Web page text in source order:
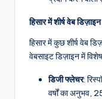
हिसार में शीर्ष वेब
हिसार में कुछ शीर्ष वेब
वेबसाइट डिज़ाइन में
डिजी फ्लेचर:
वर्षों का अनुभव,